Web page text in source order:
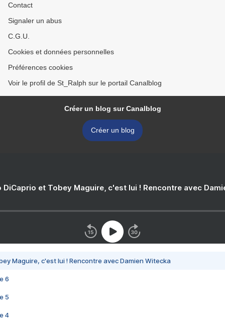
Contact
Signaler un abus
C.G.U.
Cookies et données personnelles
Préférences cookies
Voir le profil de St_Ralph sur le portail Canalblog
Créer un blog sur Canalblog
Créer un blog
DiCaprio et Tobey Maguire, c'est lui ! Rencontre avec
Maguire, c'est lui ! Rencontre avec Damien Witecka
6
5
4